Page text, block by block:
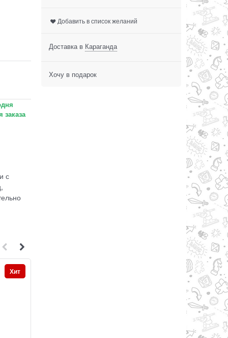
с
Хит
Добавить в список желаний
Доставка в Караганда
Хочу в подарок